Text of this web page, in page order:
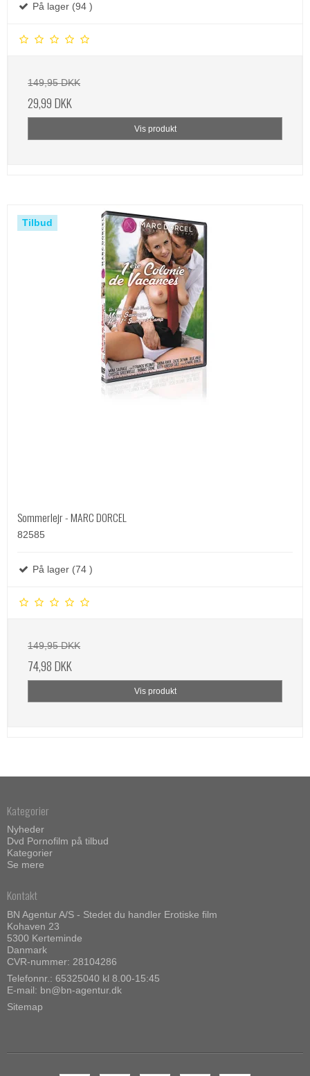
På lager (94 )
149,95 DKK
29,99 DKK
Vis produkt
Tilbud
Sommerlejr - MARC DORCEL
82585
På lager (74 )
149,95 DKK
74,98 DKK
Vis produkt
Kategorier
Nyheder
Dvd Pornofilm på tilbud
Kategorier
Se mere
Kontakt
BN Agentur A/S - Stedet du handler Erotiske film
Kohaven 23
5300 Kerteminde
Danmark
CVR-nummer: 28104286
Telefonnr.: 65325040 kl 8.00-15:45
E-mail: bn@bn-agentur.dk
Sitemap